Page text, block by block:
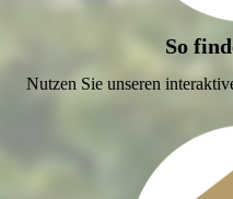
So
Nutzen Sie unseren